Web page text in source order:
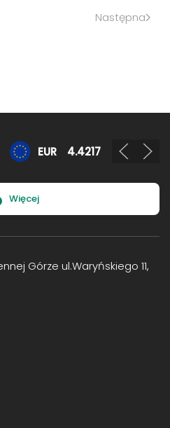
Następna
EUR 4.4217
Więcej
Górze ul.Waryńskiego 11,